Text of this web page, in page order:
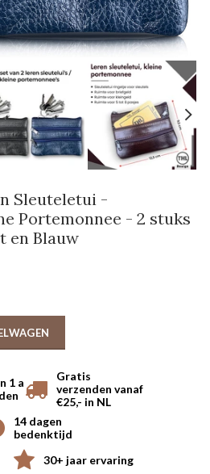
Sleuteletui -
Portemonnee - 2 stuks
en Blauw
1 a
Gratis
verzenden vanaf
€25,- in NL
14 dagen
bedenktijd
30+ jaar ervaring